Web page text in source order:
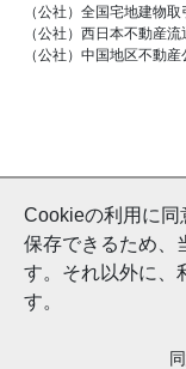
Cookieの利用に同
保存できるため、
す。それ以外に、
す。
（公社）全国宅地建物
（公社）西日本不動産
（公社）中国地区不動
and